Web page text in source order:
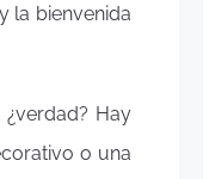
y la bienvenida
Hay
o una